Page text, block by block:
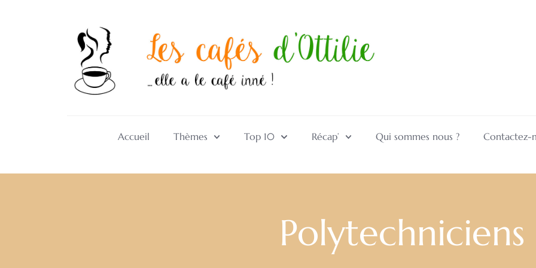
Accueil Thèmes Top 10 Récap’ Qui sommes nous ? Contactez-
Polytechniciens